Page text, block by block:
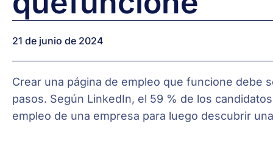
21 de junio de 2024
Crear una página de empleo que funcione debe
pasos. Según LinkedIn, el 59 % de los
empleo de una empresa para luego descubrir